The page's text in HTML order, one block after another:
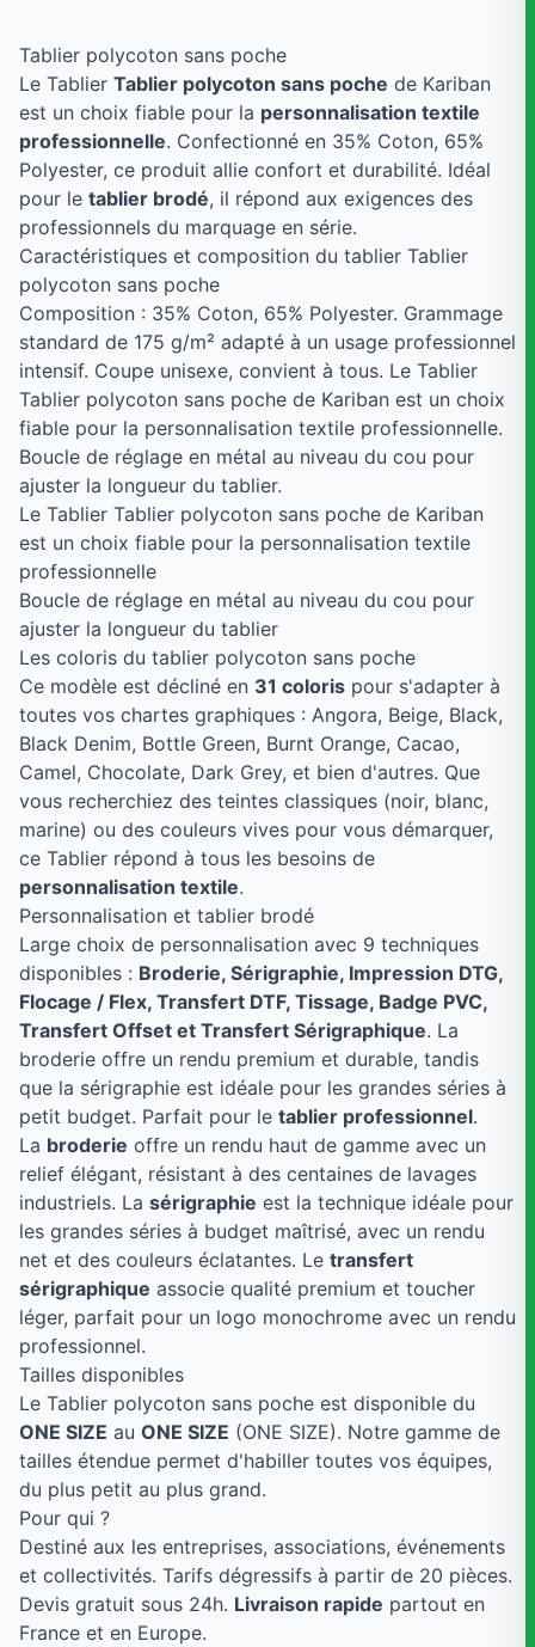
Tablier polycoton sans poche
Le Tablier Tablier polycoton sans poche de Kariban
est un choix fiable pour la personnalisation textile
professionnelle. Confectionné en 35% Coton, 65%
Polyester, ce produit allie confort et durabilité. Idéal
pour le tablier brodé, il répond aux exigences des
professionnels du marquage en série.
Caractéristiques et composition du tablier Tablier
polycoton sans poche
Composition : 35% Coton, 65% Polyester. Grammage
standard de 175 g/m² adapté à un usage professionnel
intensif. Coupe unisexe, convient à tous. Le Tablier
Tablier polycoton sans poche de Kariban est un choix
fiable pour la personnalisation textile professionnelle.
Boucle de réglage en métal au niveau du cou pour
ajuster la longueur du tablier.
Le Tablier Tablier polycoton sans poche de Kariban
est un choix fiable pour la personnalisation textile
professionnelle
Boucle de réglage en métal au niveau du cou pour
ajuster la longueur du tablier
Les coloris du tablier polycoton sans poche
Ce modèle est décliné en 31 coloris pour s'adapter à
toutes vos chartes graphiques : Angora, Beige, Black,
Black Denim, Bottle Green, Burnt Orange, Cacao,
Camel, Chocolate, Dark Grey, et bien d'autres. Que
vous recherchiez des teintes classiques (noir, blanc,
marine) ou des couleurs vives pour vous démarquer,
ce Tablier répond à tous les besoins de
personnalisation textile.
Personnalisation et tablier brodé
Large choix de personnalisation avec 9 techniques
disponibles : Broderie, Sérigraphie, Impression DTG,
Flocage / Flex, Transfert DTF, Tissage, Badge PVC,
Transfert Offset et Transfert Sérigraphique. La
broderie offre un rendu premium et durable, tandis
que la sérigraphie est idéale pour les grandes séries à
petit budget. Parfait pour le tablier professionnel.
La broderie offre un rendu haut de gamme avec un
relief élégant, résistant à des centaines de lavages
industriels. La sérigraphie est la technique idéale pour
les grandes séries à budget maîtrisé, avec un rendu
net et des couleurs éclatantes. Le transfert
sérigraphique associe qualité premium et toucher
léger, parfait pour un logo monochrome avec un rendu
professionnel.
Tailles disponibles
Le Tablier polycoton sans poche est disponible du
ONE SIZE au ONE SIZE (ONE SIZE). Notre gamme de
tailles étendue permet d'habiller toutes vos équipes,
du plus petit au plus grand.
Pour qui ?
Destiné aux les entreprises, associations, événements
et collectivités. Tarifs dégressifs à partir de 20 pièces.
Devis gratuit sous 24h. Livraison rapide partout en
France et en Europe.